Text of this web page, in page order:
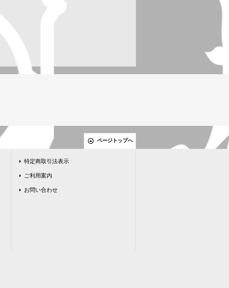
ページトップへ
特定商取引法表示
ご利用案内
お問い合わせ